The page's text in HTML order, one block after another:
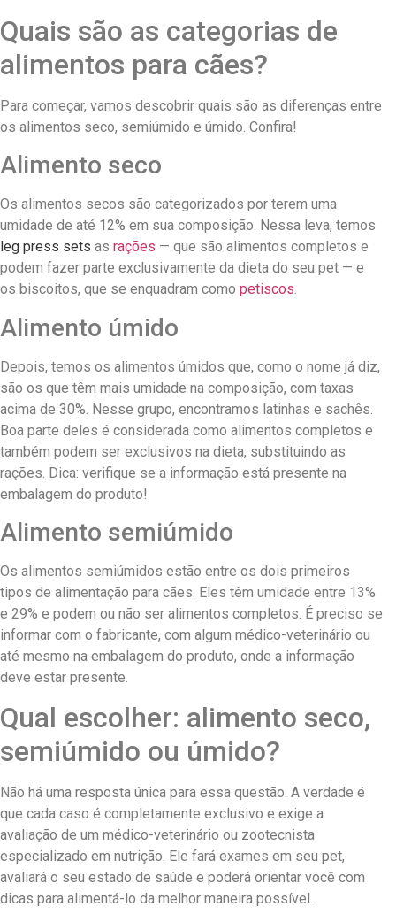
Quais são as categorias de
alimentos para cães?
Para começar, vamos descobrir quais são as diferenças entre
os alimentos seco, semiúmido e úmido. Confira!
Alimento seco
Os alimentos secos são categorizados por terem uma
umidade de até 12% em sua composição. Nessa leva, temos
leg press sets as rações — que são alimentos completos e
podem fazer parte exclusivamente da dieta do seu pet — e
os biscoitos, que se enquadram como petiscos.
Alimento úmido
Depois, temos os alimentos úmidos que, como o nome já diz,
são os que têm mais umidade na composição, com taxas
acima de 30%. Nesse grupo, encontramos latinhas e sachês.
Boa parte deles é considerada como alimentos completos e
também podem ser exclusivos na dieta, substituindo as
rações. Dica: verifique se a informação está presente na
embalagem do produto!
Alimento semiúmido
Os alimentos semiúmidos estão entre os dois primeiros
tipos de alimentação para cães. Eles têm umidade entre 13%
e 29% e podem ou não ser alimentos completos. É preciso se
informar com o fabricante, com algum médico-veterinário ou
até mesmo na embalagem do produto, onde a informação
deve estar presente.
Qual escolher: alimento seco,
semiúmido ou úmido?
Não há uma resposta única para essa questão. A verdade é
que cada caso é completamente exclusivo e exige a
avaliação de um médico-veterinário ou zootecnista
especializado em nutrição. Ele fará exames em seu pet,
avaliará o seu estado de saúde e poderá orientar você com
dicas para alimentá-lo da melhor maneira possível.